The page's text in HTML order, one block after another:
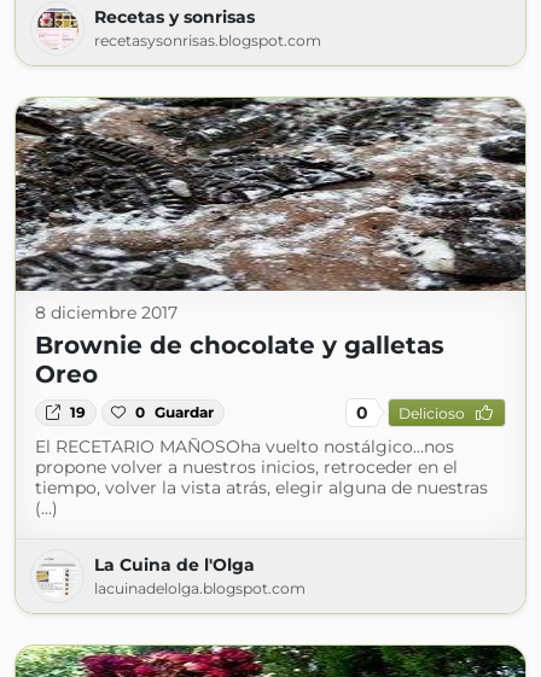
Recetas y sonrisas
recetasysonrisas.blogspot.com
8 diciembre 2017
Brownie de chocolate y galletas
Oreo
19 0 Guardar 0 Delicioso
El RECETARIO MAÑOSOha vuelto nostálgico...nos
propone volver a nuestros inicios, retroceder en el
tiempo, volver la vista atrás, elegir alguna de nuestras
(...)
La Cuina de l'Olga
lacuinadelolga.blogspot.com